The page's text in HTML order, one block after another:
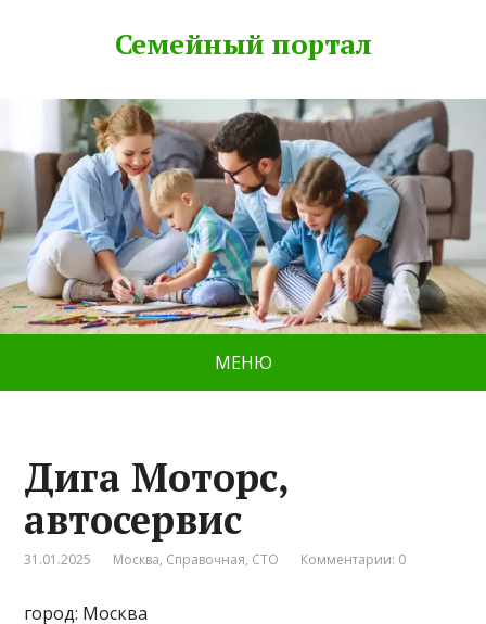
Семейный портал
МЕНЮ
Дига Моторс,
автосервис
31.01.2025 Москва, Справочная, СТО Комментарии: 0
город: Москва